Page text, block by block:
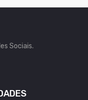
Sociais.